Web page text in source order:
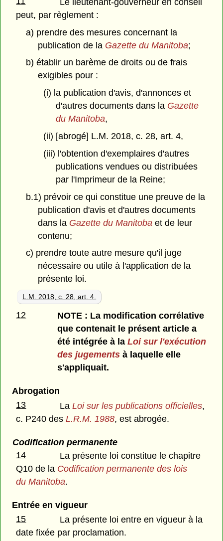
peut, par règlement :
a) prendre des mesures concernant la
publication de la Gazette du Manitoba;
b) établir un barème de droits ou de frais
exigibles pour :
(i) la publication d'avis, d'annonces et
d'autres documents dans la Gazette
du Manitoba,
(ii) [abrogé] L.M. 2018, c. 28, art. 4,
(iii) l'obtention d'exemplaires d'autres
publications vendues ou distribuées
par l'Imprimeur de la Reine;
b.1) prévoir ce qui constitue une preuve de la
publication d'avis et d'autres documents
dans la Gazette du Manitoba et de leur
contenu;
c) prendre toute autre mesure qu'il juge
nécessaire ou utile à l'application de la
présente loi.
L.M. 2018, c. 28, art. 4.
12
NOTE : La modification corrélative
que contenait le présent article a
été intégrée à laLoi sur l'exécution
des jugements à laquelle elle
s'appliquait.
Abrogation
13
LaLoi sur les publications officielles,
c. P240 desL.R.M. 1988, est abrogée.
Codification permanente
14
La présente loi constitue le chapitre
Q10 de la Codification permanente des lois
du Manitoba.
Entrée en vigueur
15
La présente loi entre en vigueur à la
date fixée par proclamation.